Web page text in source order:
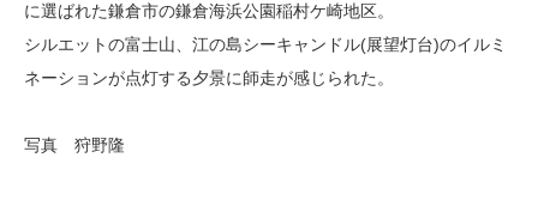
に選ばれた鎌倉市の鎌倉海浜公園稲村ケ崎地区。
シルエットの富士山、江の島シーキャンドル(展望灯台)のイルミ
ネーションが点灯する夕景に師走が感じられた。
写真 狩野隆